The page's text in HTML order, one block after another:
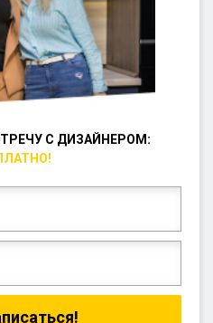
С ДИЗАЙНЕРОМ: